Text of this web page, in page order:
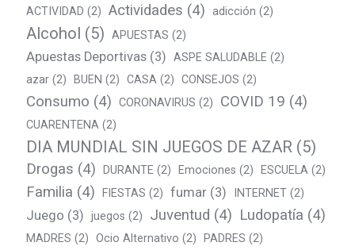
ACTIVIDAD (2) Actividades (4) adicción (2)
Alcohol (5) APUESTAS (2)
Apuestas Deportivas (3) ASPE SALUDABLE (2)
azar (2) BUEN (2) CASA (2) CONSEJOS (2)
Consumo (4) CORONAVIRUS (2) COVID 19 (4)
CUARENTENA (2)
DIA MUNDIAL SIN JUEGOS DE AZAR (5)
Drogas (4) DURANTE (2) Emociones (2) ESCUELA (2)
Familia (4) FIESTAS (2) fumar (3) INTERNET (2)
Juego (3) juegos (2) Juventud (4) Ludopatía (4)
MADRES (2) Ocio Alternativo (2) PADRES (2)